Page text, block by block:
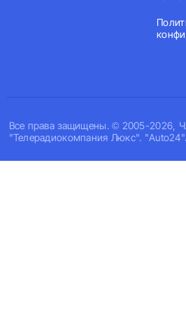
Все права защищены. © 2005-2026,
"Телерадиокомпания Люкс". "Auto24".